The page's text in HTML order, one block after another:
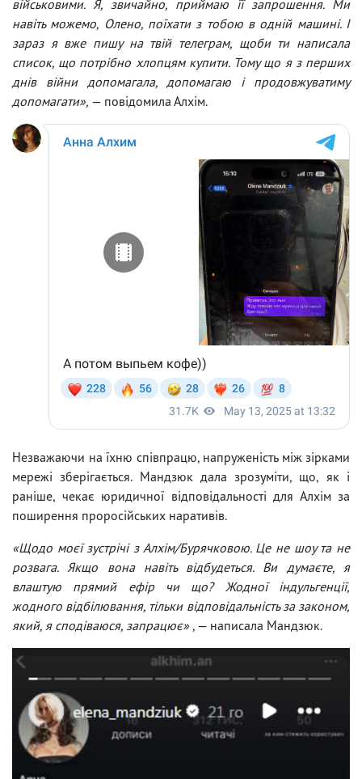
військовими. Я, звичайно, приймаю її запрошення. Ми
навіть можемо, Олено, поїхати з тобою в одній машині. І
зараз я вже пишу на твій телеграм, щоби ти написала
список, що потрібно хлопцям купити. Тому що я з перших
днів війни допомагала, допомагаю і продовжуватиму
допомагати», — повідомила Алхім.
Незважаючи на їхню співпрацю, напруженість між зірками
мережі зберігається. Мандзюк дала зрозуміти, що, як і
раніше, чекає юридичної відповідальності для Алхім за
поширення проросійських наративів.
«Щодо моєї зустрічі з Алхім/Бурячковою. Це не шоу та не
розвага. Якщо вона навіть відбудеться. Ви думаєте, я
влаштую прямий ефір чи що? Жодної індульгенції,
жодного відбілювання, тільки відповідальність за законом,
який, я сподіваюся, запрацює» , — написала Мандзюк.